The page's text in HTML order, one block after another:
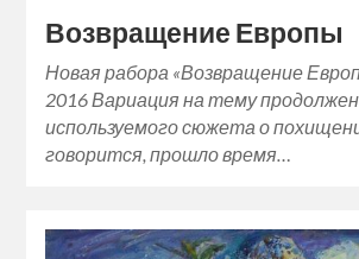
Возвращение Европы
Новая рабора «Возвращение
2016 Вариация на тему
используемого сюжета о
говорится, прошло время…